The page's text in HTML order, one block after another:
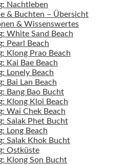
Nachtleben
& Buchten – Übersicht
& Wissenswertes
White Sand Beach
Pearl Beach
Klong Prao Beach
Kai Bae Beach
Lonely Beach
Bai Lan Beach
Bang Bao Bucht
Klong Kloi Beach
Wai Chek Beach
Salak Phet Bucht
Long Beach
Salak Khok Bucht
Ostküste
Klong Son Bucht